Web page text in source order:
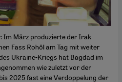
Im März produzierte der Irak
Fass Rohöl am Tag mit weiter
Ukraine-Kriegs hat Bagdad im
wie zuletzt vor der
2025 fast eine Verdoppelung der